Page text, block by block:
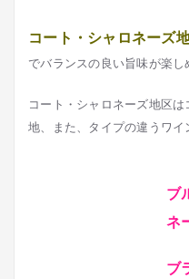
コート・シャロネーズ
でバランスの良い旨味が楽し
コート・シャロネーズ地区
地、また、タイプの違うワイ
ブ
ネ
ブ